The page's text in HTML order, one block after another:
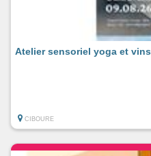
Atelier sensoriel yoga et vins
CIBOURE